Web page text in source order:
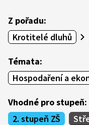
Z pořadu:
Krotitelé dluhů
Témata:
Hospodaření a
Vhodné pro stupeň:
2. stupeň ZŠ